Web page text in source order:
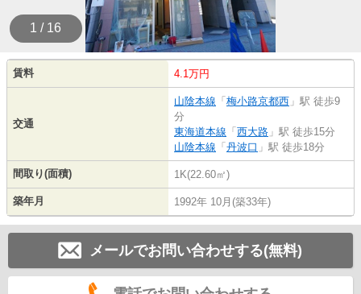
1 / 16
賃料 4.1万円
交通
山陰本線 「 梅小路京都西 」駅 徒歩9
分
東海道本線 「 西大路 」駅 徒歩15分
山陰本線 「 丹波口 」駅 徒歩18分
間取り(面積) 1K(22.60㎡)
築年月 1992年 10月(築33年)
メールでお問い合わせする(無料)